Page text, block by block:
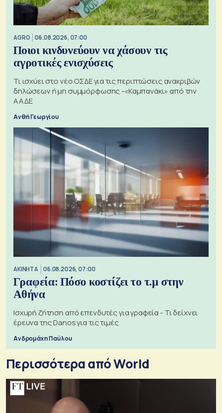
AGRO 06.08.2026, 07:00
Ποιοι κινδυνεύουν να χάσουν τις
αγροτικές ενισχύσεις
Τι ισχύει στο νέο ΟΣΔΕ για τις περιπτώσεις ανακριβών
δηλώσεων ή μη συμμόρφωσης -«Καμπανάκι» από την
ΑΑΔΕ
Ανθή Γεωργίου
ΑΚΙΝΗΤΑ 06.08.2026, 07:00
Γραφεία: Πόσο κοστίζει το τ.μ στην
Αθήνα
Ισχυρή ζήτηση από επενδυτές για γραφεία - Τι δείχνει
έρευνα της Danos για τις τιμές
Ανδρομάχη Παύλου
Περισσότερα από World